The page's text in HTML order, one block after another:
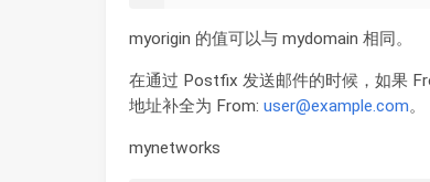
myorigin 的值可以与 mydomain 相同。
在通过 Postfix 发送邮件的时候，如果
地址补全为 From: user@example.com。
mynetworks